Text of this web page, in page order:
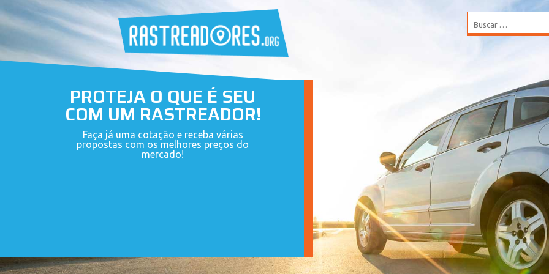
PROTEJA O QUE É SEU
COM UM RASTREADOR!
Faça já uma cotação e receba várias
propostas com os melhores preços do
mercado!